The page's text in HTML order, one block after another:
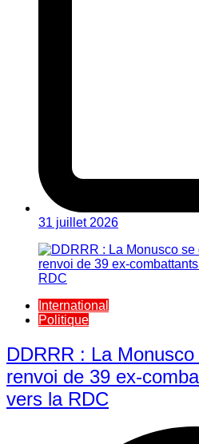
31 juillet 2026
International
Politique
DDRRR : La
renvoi de 39 ex-
vers la RDC